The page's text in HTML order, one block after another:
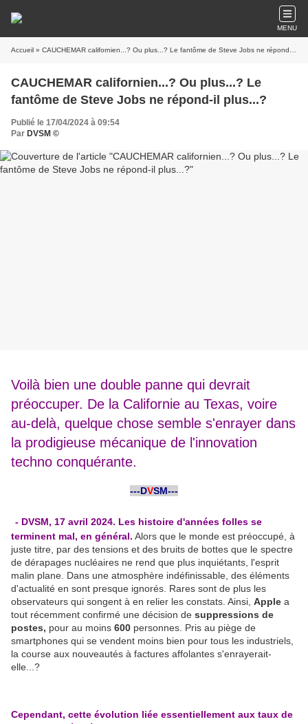
MENU
Accueil » CAUCHEMAR californien...? Ou plus...? Le fantôme de Steve Jobs ne répond-il plus...?
CAUCHEMAR californien...? Ou plus...? Le
fantôme de Steve Jobs ne répond-il plus...?
Publié le 17/04/2024 à 09:54
Par DVSM ©
Voilà bien une double panne qui devrait
préoccuper. De la Californie au Texas, voire
au-delà, quelque chose semble s'enrayer dans
la prodigieuse mécanique de l'innovation
techno conquérante.
---DVSM---
- DVSM, 17 avril 2024. Les histoire d'années folles se
terminent mal, en général. Alors que le monde est préoccupé, à
juste titre, par des tensions et des bruits de bottes que le spectre
de dérapages nucléaires ne rend que plus inquiétants, l'esprit
malin plane. Dans une atmosphère indéfinissable, des éléments
d'actualité en sont presque ignorés. Rares sont de plus les
observateurs qui songent à en relier les constats. Ainsi, Apple a
tout récemment confirmé une décision de suppressions de
postes, pour au moins 600 personnes. Pris au piège de
smartphones qui se vendent moins bien pour tous les industriels,
la course aux nouveautés à factures affolantes s'enrayerait-
elle...?
Cependant, cette évolution liée essentiellement aux taux de